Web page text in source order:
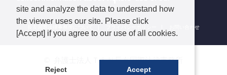
お問い合わせ
弁護士法人Ｔ＆Ｎ長友国際法律事務所
site and analyze the data to understand how
the viewer uses our site. Please click
[Accept] if you agree to our use of all cookies.
Reject Accept